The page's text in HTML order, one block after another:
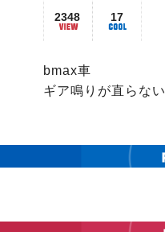
2348 17
bmax車
ギア鳴りが直らない